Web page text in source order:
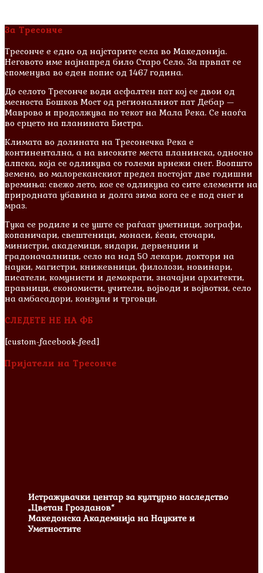
За Тресонче
Тресонче е едно од најстарите села во Македонија.
Неговото име најнапред било Старо Село. За првпат се
споменува во еден попис од 1467 година.
До селото Тресонче води асфалтен пат кој се двои од
месноста Бошков Мост од регионалниот пат Дебар —
Маврово и продолжува по текот на Мала Река. Се наоѓа
во срцето на планината Бистра.
Климата во долината на Тресонечка Река е
континентална, а на високите места планинска, односно
алпска, која се одликува со големи врнежи снег. Воопшто
земено, во малореканскиот предел постојат две годишни
времиња: свежо лето, кое се одликува со сите елементи на
природната убавина и долга зима кога се е под снег и
мраз.
Тука се родиле и сe уште се раѓаат уметници, зографи,
копаничари, свештеници, монаси, ќеаи, сточари,
министри, академици, ѕидари, дервенџии и
градоначалници, село на над 50 лекари, доктори на
науки, магистри, книжевници, филолози, новинари,
писатели, комунисти и демократи, значајни архитекти,
правници, економисти, учители, војводи и војвотки, село
на амбасадори, конзули и трговци.
СЛЕДЕТЕ НЕ НА ФБ
[custom-facebook-feed]
Пријатели на Тресонче
Истражувачки центар за културно наследство
„Цветан Грозданов“
Македонска Академнија на Науките и
Уметностите